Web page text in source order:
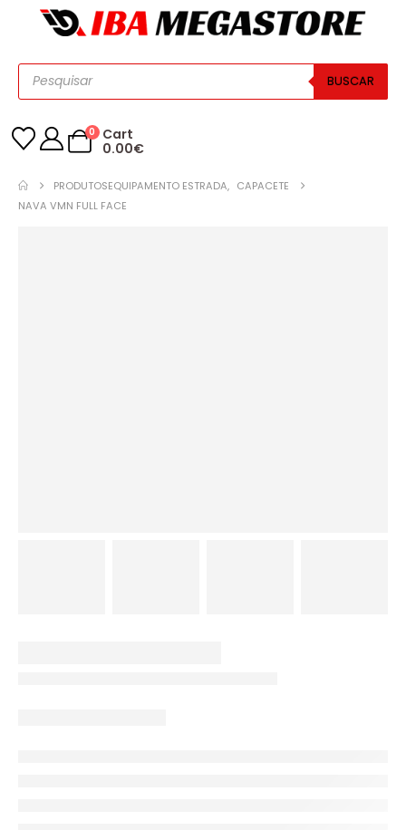
BUSCAR
0
Cart
0.00€
PRODUTOSEQUIPAMENTO ESTRADA, CAPACETE
NAVA VMN FULL FACE